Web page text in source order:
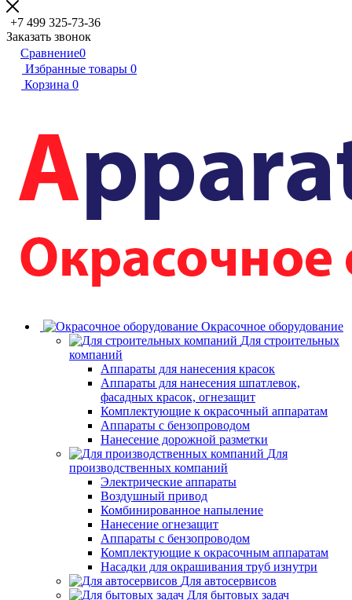
+7 499 325-73-36
Заказать звонок
Сравнение0
Избранные товары 0
Корзина 0
Окрасочное оборудование
Для строительных
компаний
Аппараты для нанесения красок
Аппараты для нанесения шпатлевок,
фасадных красок, огнезащит
Комплектующие к окрасочный аппаратам
Аппараты с бензопроводом
Нанесение дорожной разметки
Для
производственных компаний
Электрические аппараты
Воздушный привод
Комбинированное напыление
Нанесение огнезащит
Аппараты с бензопроводом
Комплектующие к окрасочным аппаратам
Насадки для окрашивания труб изнутри
Для автосервисов
Для бытовых задач